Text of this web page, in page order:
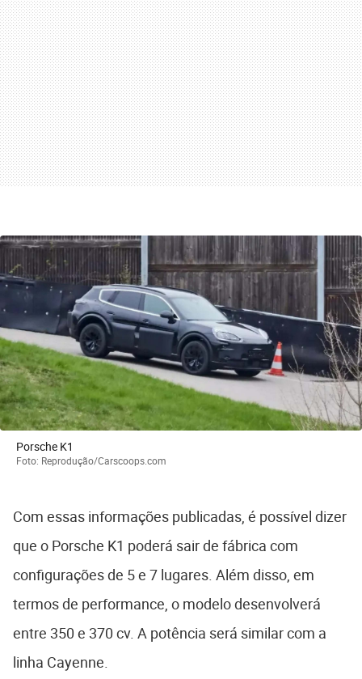
Porsche K1
Foto: Reprodução/Carscoops.com
Com essas informações publicadas, é possível dizer
que o Porsche K1 poderá sair de fábrica com
configurações de 5 e 7 lugares. Além disso, em
termos de performance, o modelo desenvolverá
entre 350 e 370 cv. A potência será similar com a
linha Cayenne.